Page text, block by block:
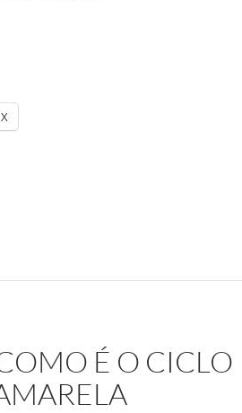
X
É O CICLO